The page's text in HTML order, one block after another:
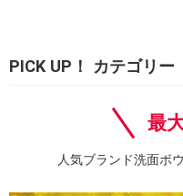
PICK UP！ カテゴリー
最
人気ブランド洗面ボ